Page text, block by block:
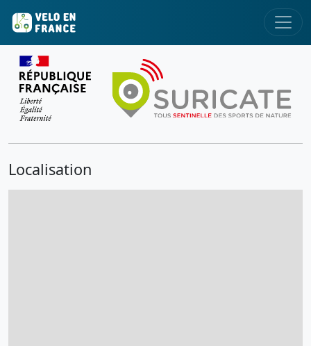
Localisation